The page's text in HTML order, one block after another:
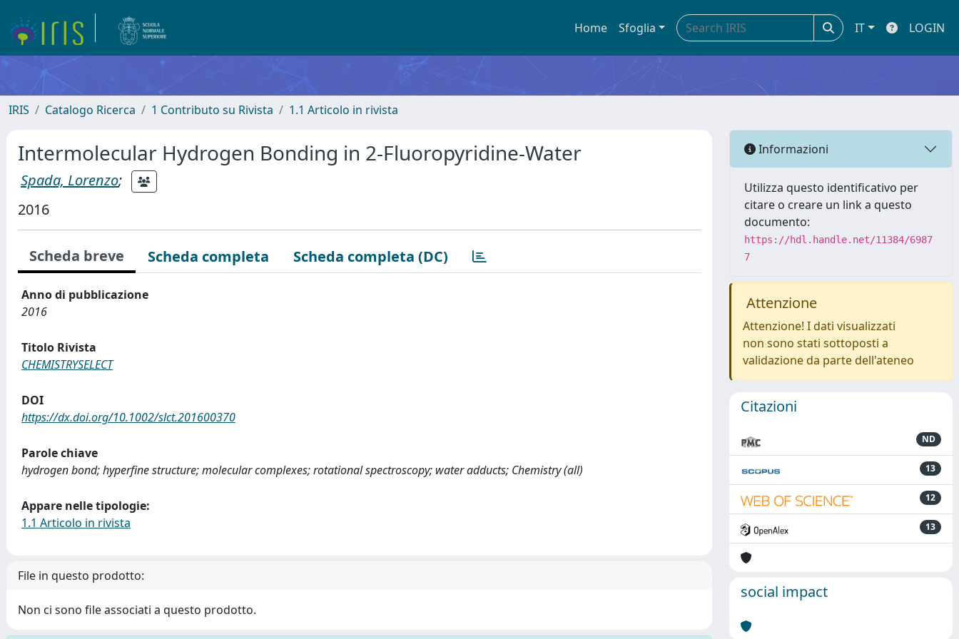
Home Sfoglia IT LOGIN
IRIS Catalogo Ricerca 1 Contributo su Rivista 1.1 Articolo in rivista
Intermolecular Hydrogen Bonding in 2-Fluoropyridine-Water
Spada, Lorenzo;
2016
Scheda breve Scheda completa Scheda completa (DC)
Anno di pubblicazione
2016
Titolo Rivista
CHEMISTRYSELECT
DOI
https://dx.doi.org/10.1002/slct.201600370
Parole chiave
hydrogen bond; hyperfine structure; molecular complexes; rotational spectroscopy; water adducts; Chemistry (all)
Appare nelle tipologie:
1.1 Articolo in rivista
File in questo prodotto:
Non ci sono file associati a questo prodotto.
Informazioni
Utilizza questo identificativo per
citare o creare un link a questo
documento:
https://hdl.handle.net/11384/6987
7
Attenzione
Attenzione! I dati visualizzati
non sono stati sottoposti a
validazione da parte dell'ateneo
Citazioni
ND
13
12
13
social impact